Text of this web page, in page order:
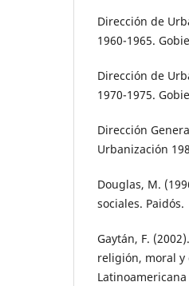
Dirección de
1960-1965.
Dirección de
1970-1975.
Dirección
Urbanización
Douglas, M.
sociales. Paidós.
Gaytán, F.
religión, moral y
Latinoamericana